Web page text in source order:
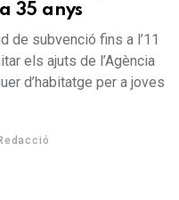
35 anys
de subvenció fins a l’11
els ajuts de l’Agència
d’habitatge per a joves